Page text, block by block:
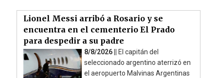
Lionel Messi arribó a Rosario y se
encuentra en el cementerio El Prado
para despedir a su padre
8/8/2026 ||
El capitán del
seleccionado argentino aterrizó en
el aeropuerto Malvinas Argentinas